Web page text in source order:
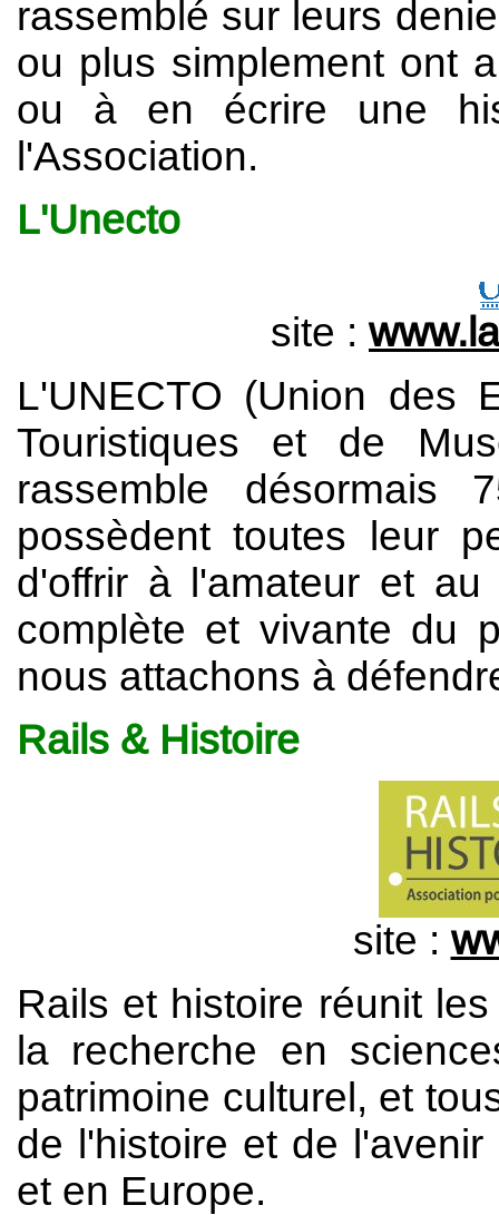
rassemblé sur leurs
ou plus simplement ont
ou à en écrire une
l'Association.
L'Unecto
site :
L'UNECTO (Union des
Touristiques et de
rassemble désormais
possèdent toutes leur
d'offrir à l'amateur et
complète et vivante du
nous attachons à
Rails & Histoire
site :
Rails et histoire réunit
la recherche en
patrimoine culturel, et
de l'histoire et de
et en Europe.